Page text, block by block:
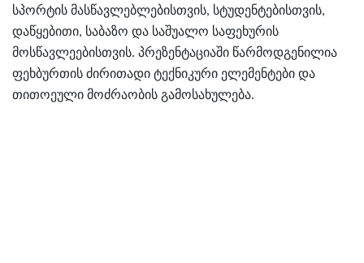
სპორტის მასწავლებლებისთვის, სტუდენტებისთვის,
დაწყებითი, საბაზო და საშუალო საფეხურის
მოსწავლეებისთვის. პრეზენტაციაში წარმოდგენილია
ფეხბურთის ძირითადი ტექნიკური ელემენტები და
თითოეული მოძრაობის გამოსახულება.